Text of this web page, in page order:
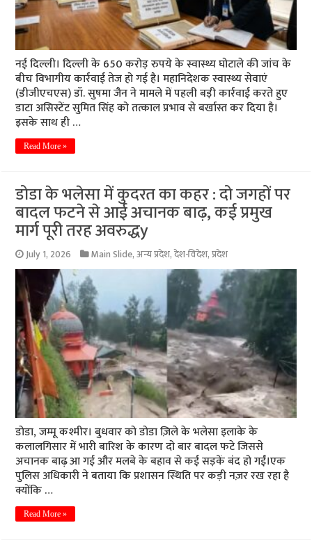
नई दिल्ली। दिल्ली के 650 करोड़ रुपये के स्वास्थ्य घोटाले की जांच के
बीच विभागीय कार्रवाई तेज हो गई है। महानिदेशक स्वास्थ्य सेवाएं
(डीजीएचएस) डॉ. सुषमा जैन ने मामले में पहली बड़ी कार्रवाई करते हुए
डाटा असिस्टेंट सुमित सिंह को तत्काल प्रभाव से बर्खास्त कर दिया है।
इसके साथ ही …
Read More »
डोडा के भलेसा में कुदरत का कहर : दो जगहों पर
बादल फटने से आई अचानक बाढ़, कई प्रमुख
मार्ग पूरी तरह अवरुद्धy
July 1, 2026 Main Slide,अन्य प्रदेश,देश-विदेश,प्रदेश
डोडा, जम्मू कश्मीर। बुधवार को डोडा ज़िले के भलेसा इलाके के
कलालगिसार में भारी बारिश के कारण दो बार बादल फटे जिससे
अचानक बाढ़ आ गई और मलबे के बहाव से कई सड़कें बंद हो गईं।एक
पुलिस अधिकारी ने बताया कि प्रशासन स्थिति पर कड़ी नज़र रख रहा है
क्योंकि …
Read More »